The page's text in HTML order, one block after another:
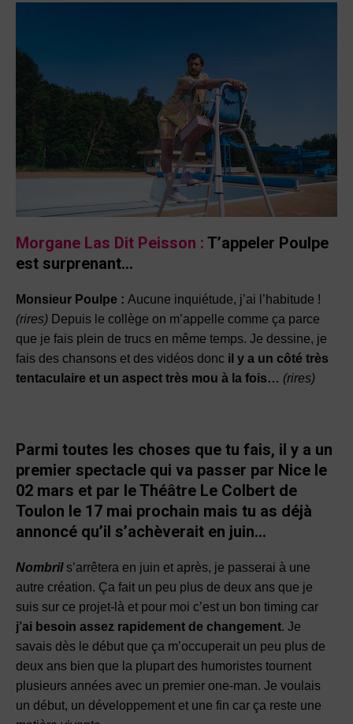
Morgane Las Dit Peisson : T’appeler Poulpe
est surprenant…
Monsieur Poulpe : Aucune inquiétude, j’ai l’habitude !
(rires) Depuis le collège on m’appelle comme ça parce
que je fais plein de trucs en même temps. Je dessine, je
fais des chansons et des vidéos donc il y a un côté très
tentaculaire et un aspect très mou à la fois… (rires)
Parmi toutes les choses que tu fais, il y a un
premier spectacle qui va passer par Nice le
02 mars et par le Théâtre Le Colbert de
Toulon le 17 mai prochain mais tu as déjà
annoncé qu’il s’achèverait en juin…
Nombrils’arrêtera en juin et après, je passerai à une
autre création. Ça fait un peu plus de deux ans que je
suis sur ce projet-là et pour moi c’est un bon timing car
j’ai besoin assez rapidement de changement. Je
savais dès le début que ça m’occuperait un peu plus de
deux ans bien que la plupart des humoristes tournent
plusieurs années avec un premier one-man. Je voulais
un début, un développement et une fin car ça reste une